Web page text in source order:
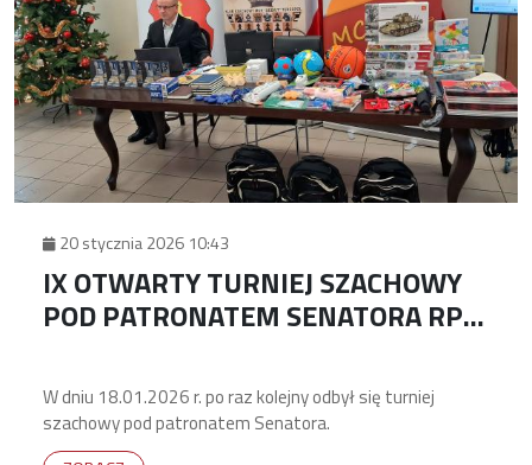
20 stycznia 2026 10:43
IX OTWARTY TURNIEJ SZACHOWY
POD PATRONATEM SENATORA RP
W dniu 18.01.2026 r. po raz kolejny odbył się turniej
szachowy pod patronatem Senatora.